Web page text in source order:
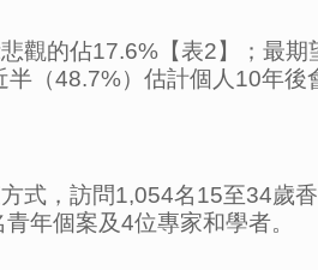
觀的佔17.6%【表2】；最
（48.7%）估計個人10年
式，訪問1,054名15至34歲
年個案及4位專家和學者。